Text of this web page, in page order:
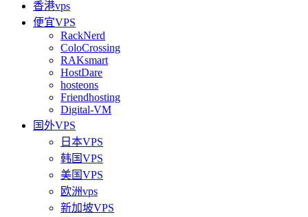
香港vps
便宜VPS
RackNerd
ColoCrossing
RAKsmart
HostDare
hosteons
Friendhosting
Digital-VM
国外VPS
日本VPS
韩国VPS
美国VPS
欧洲vps
新加坡VPS